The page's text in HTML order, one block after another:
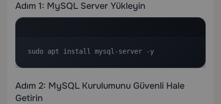
Adım 1: MySQL Server Yükleyin
sudo apt install mysql-server -y
Adım 2: MySQL Kurulumunu Güvenli Hale
Getirin